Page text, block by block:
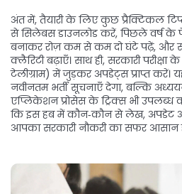
अंत में, तैयारी के लिए कुछ प्रैक्टिकल
से सिलेबस डाउनलोड करें, पिछले वर्ष
बनाकर रोज़ कम से कम दो घंटे पढ़ें, और
क्लैरिटी बढ़ाएँ। साथ ही, सरकारी
टेलीग्राम) में जुड़कर अपडेट्स प्राप्त
नवीनतम भर्ती सूचनाएँ देगा, बल्कि
एप्लिकेशन प्रोसेस के ट्रिक्स भी उपलब्ध
कि इस हब में कौन‑कौन से लेख, अपडेट
आपका सरकारी नौकरी का सफर आसान